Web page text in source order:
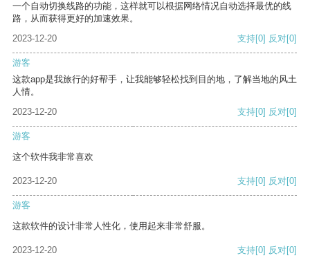
一个自动切换线路的功能，这样就可以根据网络情况自动选择最优的线
路，从而获得更好的加速效果。
2023-12-20
支持[0] 反对[0]
游客
这款app是我旅行的好帮手，让我能够轻松找到目的地，了解当地的风土
人情。
2023-12-20
支持[0] 反对[0]
游客
这个软件我非常喜欢
2023-12-20 支持[0] 反对[0]
游客
这款软件的设计非常人性化，使用起来非常舒服。
2023-12-20 支持[0] 反对[0]